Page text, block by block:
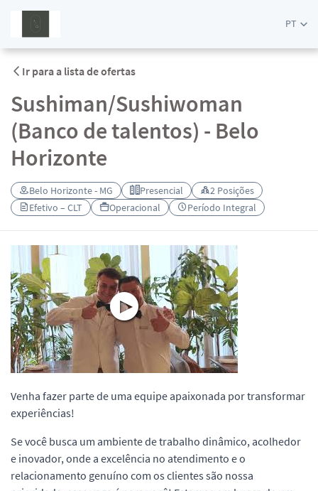
PT
Ir para a lista de ofertas
Sushiman/Sushiwoman
(Banco de talentos) - Belo
Horizonte
Belo Horizonte - MG Presencial
2 Posições
Efetivo – CLT
Operacional Período Integral
Venha fazer parte de uma equipe apaixonada por transformar
experiências!
Se você busca um ambiente de trabalho dinâmico, acolhedor
e inovador, onde a excelência no atendimento e o
relacionamento genuíno com os clientes são nossa